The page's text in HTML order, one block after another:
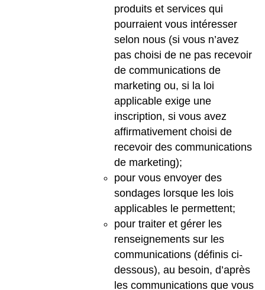
produits et services qui
pourraient vous intéresser
selon nous (si vous n’avez
pas choisi de ne pas recevoir
de communications de
marketing ou, si la loi
applicable exige une
inscription, si vous avez
affirmativement choisi de
recevoir des communications
de marketing);
pour vous envoyer des
sondages lorsque les lois
applicables le permettent;
pour traiter et gérer les
renseignements sur les
communications (définis ci-
dessous), au besoin, d’après
les communications que vous